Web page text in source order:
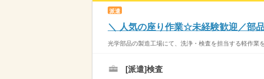
派遣
＼ 人気の座り作業☆未経験歓迎／部
光学部品の製造工場にて、洗浄・検査を担当する軽作業
[派遣]検査